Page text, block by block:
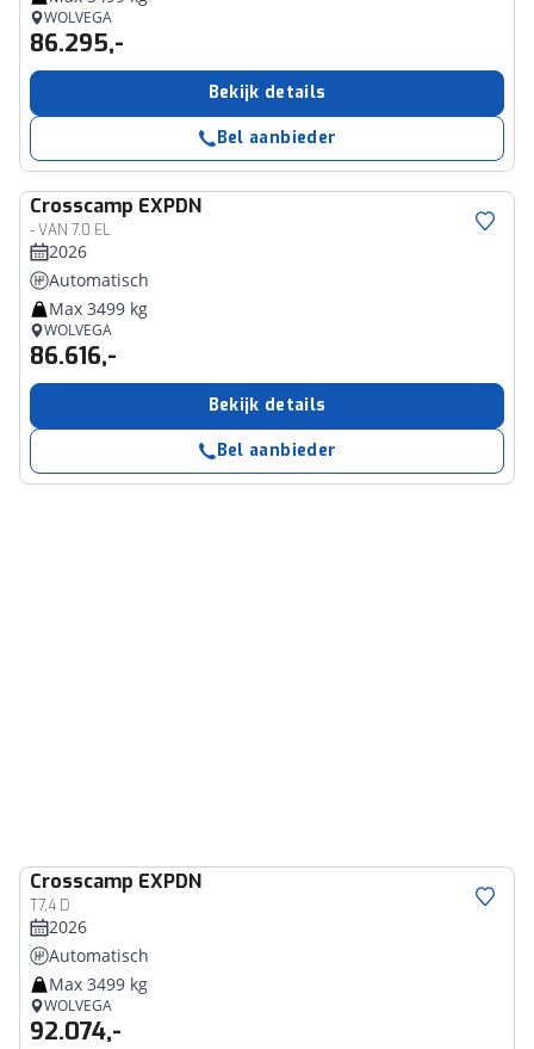
WOLVEGA
86.295,-
Bekijk details
Bel aanbieder
Crosscamp EXPDN
- VAN 7.0 EL
2026
Automatisch
Max 3499 kg
WOLVEGA
86.616,-
Bekijk details
Bel aanbieder
Crosscamp EXPDN
T7.4 D
2026
Automatisch
Max 3499 kg
WOLVEGA
92.074,-